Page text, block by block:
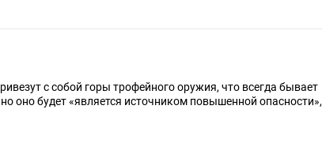
с собой горы трофейного оружия, что всегда бывает
оно будет «является источником повышенной опасности»,